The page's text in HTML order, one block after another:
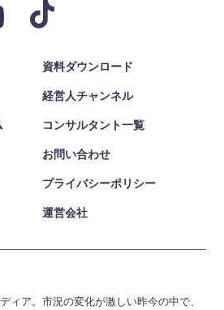
資料ダウンロード
経営人チャンネル
コンサルタント一覧
お問い合わせ
プライバシーポリシー
運営会社
ィア。市況の変化が激しい昨今の中で、